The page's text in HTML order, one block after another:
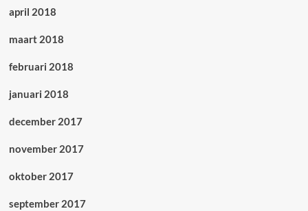
april 2018
maart 2018
februari 2018
januari 2018
december 2017
november 2017
oktober 2017
september 2017